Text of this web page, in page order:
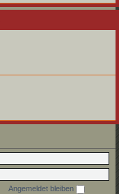
Angemeldet bleiben